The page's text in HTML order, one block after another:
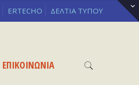
ERTECHO ΔΕΛΤΙΑ ΤΥΠΟΥ
ΕΠΙΚΟΙΝΩΝΙΑ